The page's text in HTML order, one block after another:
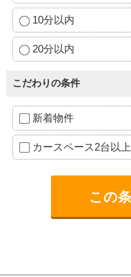
10分以内
20分以内
こだわりの条件
新着物件
カースペース2台以上